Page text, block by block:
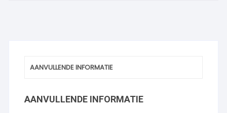
AANVULLENDE INFORMATIE
AANVULLENDE INFORMATIE